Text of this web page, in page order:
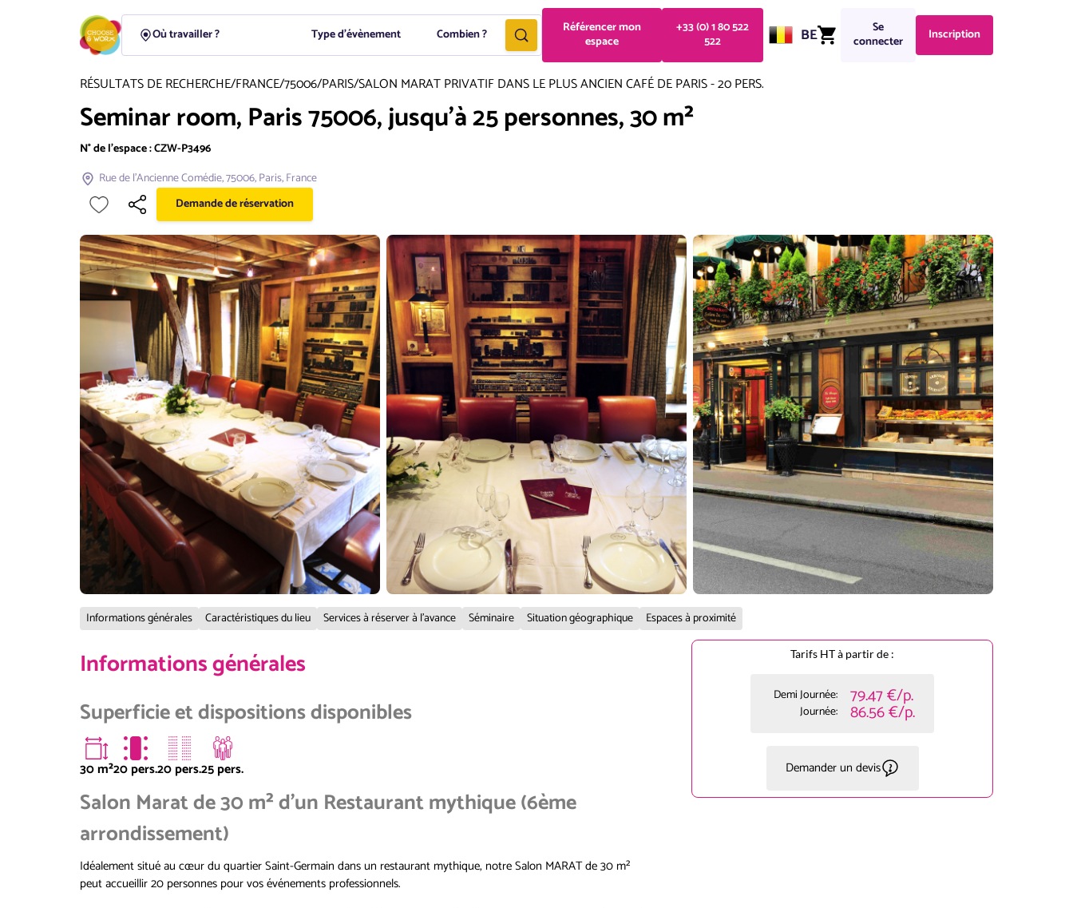
Type d'évènement Combien ? Référencer mon
espace
+33 (0) 1 80 522
522 BE Se
connecter Inscription
RÉSULTATS DE RECHERCHE/FRANCE/75006/PARIS/SALON MARAT PRIVATIF DANS LE PLUS ANCIEN CAFÉ DE PARIS - 20 PERS.
Seminar room, Paris 75006, jusqu'à 25 personnes, 30 m²
N° de l'espace :CZW-P3496
Rue de l'Ancienne Comédie, 75006, Paris, France
Demande de réservation
Informations générales Caractéristiques du lieu Services à réserver à l'avance Séminaire Situation géographique Espaces à proximité
Informations générales
Superficie et dispositions disponibles
30m²20 pers.20 pers.25 pers.
Salon Marat de 30 m² d'un Restaurant mythique (6ème
arrondissement)
Idéalement situé au cœur du quartier Saint-Germain dans un restaurant mythique, notre Salon MARAT de 30 m²
peut accueillir 20 personnes pour vos événements professionnels.
Tarifs HT à partir de :
Demi Journée: 79.47 €/p.
Journée: 86.56 €/p.
Demander un devis